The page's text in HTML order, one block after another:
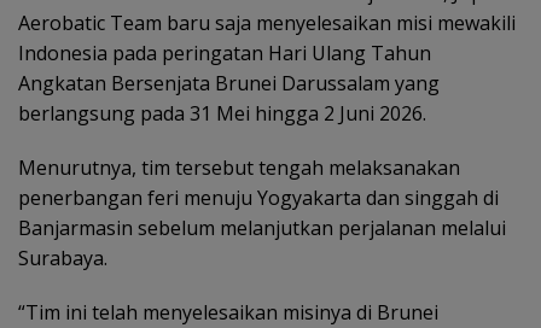
Aerobatic Team baru saja menyelesaikan misi mewakili
Indonesia pada peringatan Hari Ulang Tahun
Angkatan Bersenjata Brunei Darussalam yang
berlangsung pada 31 Mei hingga 2 Juni 2026.
Menurutnya, tim tersebut tengah melaksanakan
penerbangan feri menuju Yogyakarta dan singgah di
Banjarmasin sebelum melanjutkan perjalanan melalui
Surabaya.
“Tim ini telah menyelesaikan misinya di Brunei